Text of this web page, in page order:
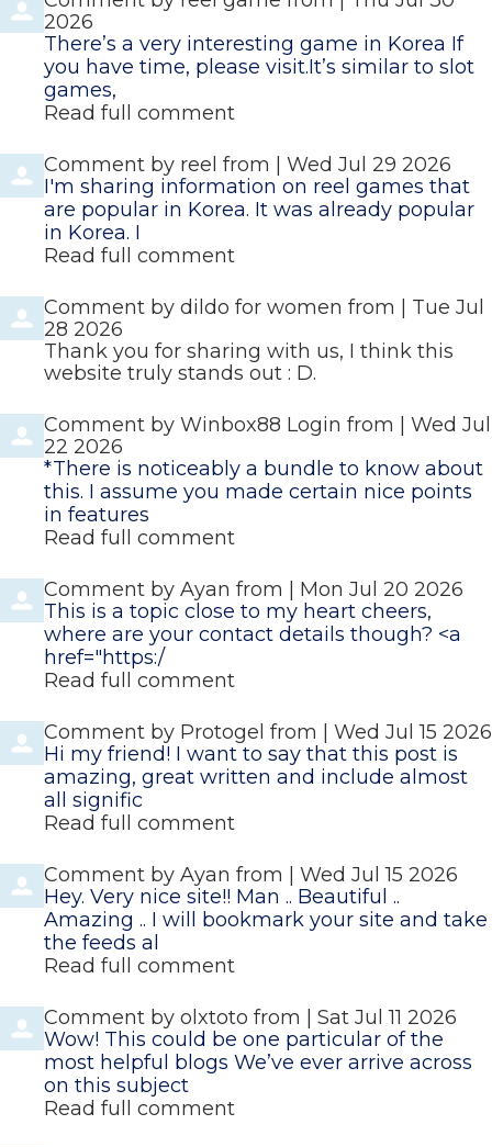
2026
There’s a very interesting game in Korea If
you have time, please visit.It’s similar to slot
games,
Read full comment
Comment by reel from
Wed Jul 29 2026
I'm sharing information on reel games that
are popular in Korea. It was already popular
in Korea. I
Read full comment
Comment by dildo for women from
Tue Jul
28 2026
Thank you for sharing with us, I think this
website truly stands out : D.
Comment by Winbox88 Login from
Wed Jul
22 2026
*There is noticeably a bundle to know about
this. I assume you made certain nice points
in features
Read full comment
Comment by Ayan from
Mon Jul 20 2026
This is a topic close to my heart cheers,
where are your contact details though? <a
href="https:/
Read full comment
Comment by Protogel from
Wed Jul 15 2026
Hi my friend! I want to say that this post is
amazing, great written and include almost
all signific
Read full comment
Comment by Ayan from
Wed Jul 15 2026
Hey. Very nice site!! Man .. Beautiful ..
Amazing .. I will bookmark your site and take
the feeds al
Read full comment
Comment by olxtoto from
Sat Jul 11 2026
Wow! This could be one particular of the
most helpful blogs We’ve ever arrive across
on this subject
Read full comment